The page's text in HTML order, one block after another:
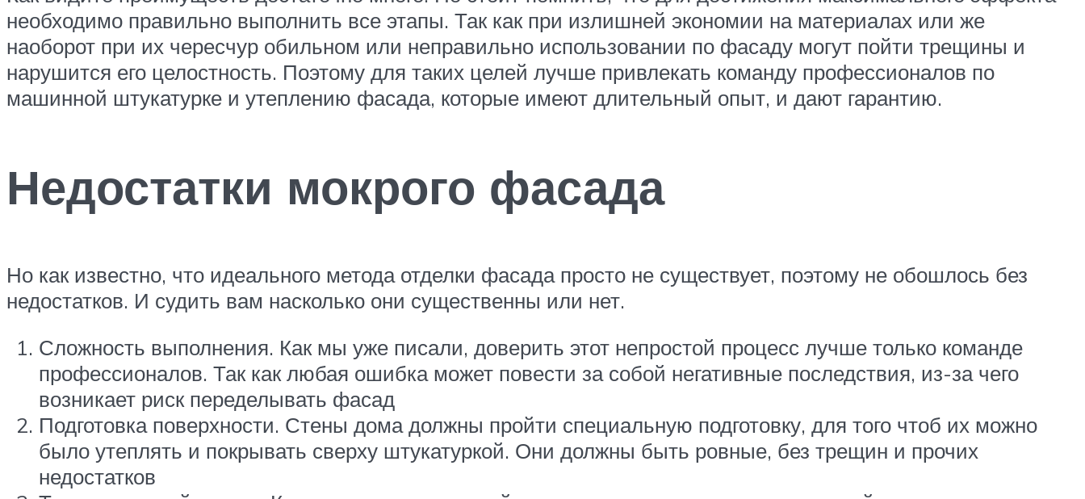
необходимо правильно выполнить все этапы. Так как при излишней экономии на материалах или же
наоборот при их чересчур обильном или неправильно использовании по фасаду могут пойти трещины и
нарушится его целостность. Поэтому для таких целей лучше привлекать команду профессионалов по
машинной штукатурке и утеплению фасада, которые имеют длительный опыт, и дают гарантию.
Недостатки мокрого фасада
Но как известно, что идеального метода отделки фасада просто не существует, поэтому не обошлось без
недостатков. И судить вам насколько они существенны или нет.
Сложность выполнения. Как мы уже писали, доверить этот непростой процесс лучше только команде
профессионалов. Так как любая ошибка может повести за собой негативные последствия, из-за чего
возникает риск переделывать фасад
Подготовка поверхности. Стены дома должны пройти специальную подготовку, для того чтоб их можно
было утеплять и покрывать сверху штукатуркой. Они должны быть ровные, без трещин и прочих
недостатков